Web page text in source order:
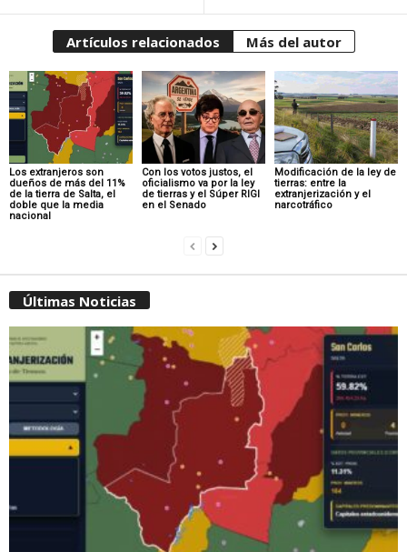
Artículos relacionados Más del autor
Los extranjeros son
dueños de más del 11%
de la tierra de Salta, el
doble que la media
nacional
Con los votos justos, el
oficialismo va por la ley
de tierras y el Súper RIGI
en el Senado
Modificación de la ley de
tierras: entre la
extranjerización y el
narcotráfico
Últimas Noticias